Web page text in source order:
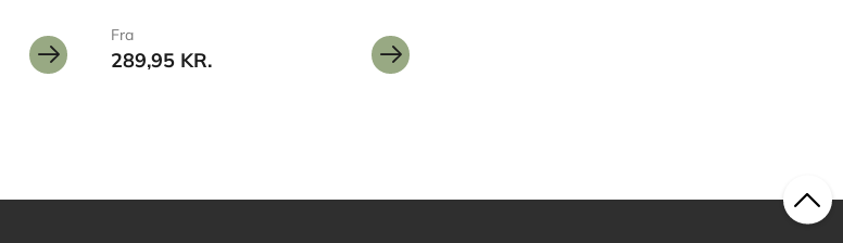
Fra
289,95 KR.